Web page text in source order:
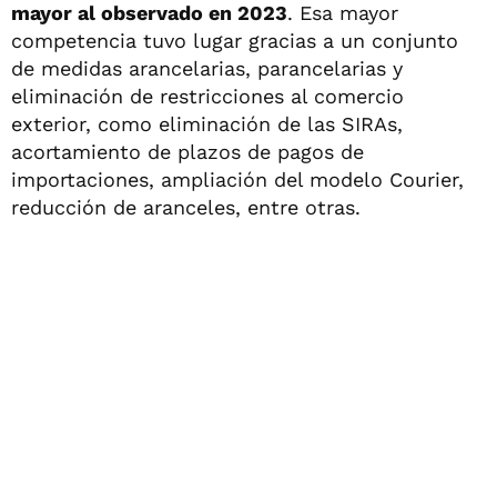
mayor al observado en 2023. Esa mayor
competencia tuvo lugar gracias a un conjunto
de medidas arancelarias, parancelarias y
eliminación de restricciones al comercio
exterior, como eliminación de las SIRAs,
acortamiento de plazos de pagos de
importaciones, ampliación del modelo Courier,
reducción de aranceles, entre otras.